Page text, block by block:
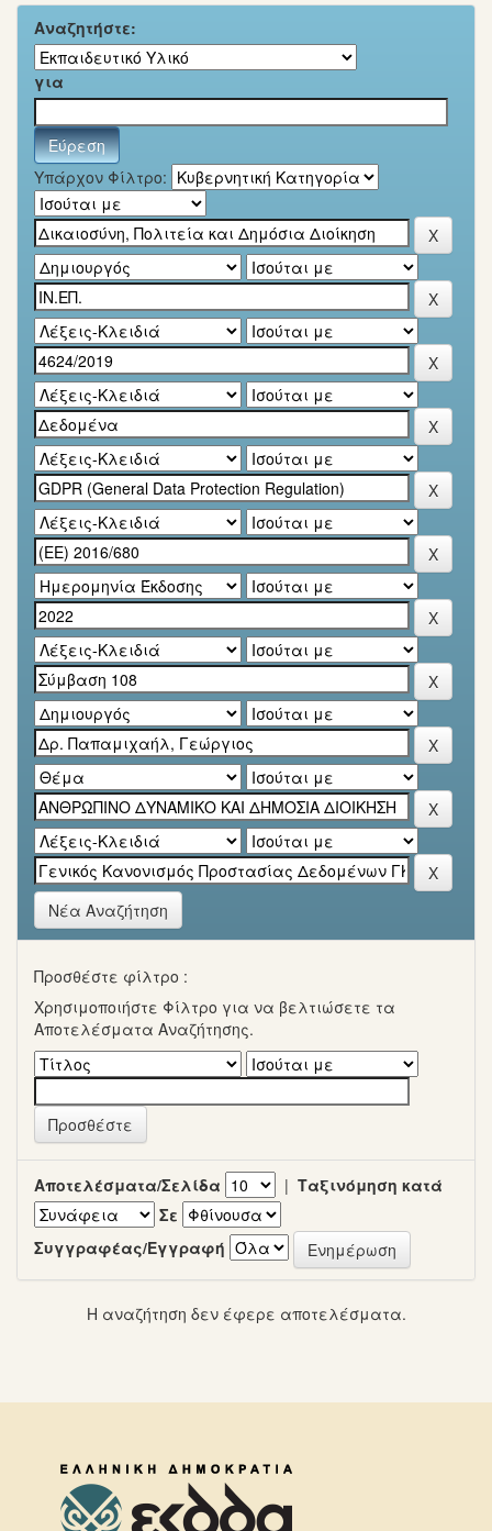
Αναζητήστε:
για
Υπάρχον Φίλτρο:
Νέα Αναζήτηση
Προσθέστε φίλτρο :
Χρησιμοποιήστε Φίλτρο για να βελτιώσετε τα
Αποτελέσματα Αναζήτησης.
Αποτελέσματα/Σελίδα | Ταξινόμηση κατά
Σε
Συγγραφέας/Εγγραφή
Η αναζήτηση δεν έφερε αποτελέσματα.